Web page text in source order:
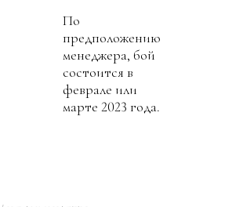
По
предположению
менеджера, бой
состоится в
феврале или
марте 2023 года.